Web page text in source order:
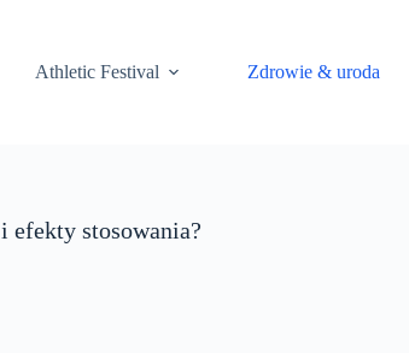
Athletic Festival Zdrowie & uroda
efekty stosowania?